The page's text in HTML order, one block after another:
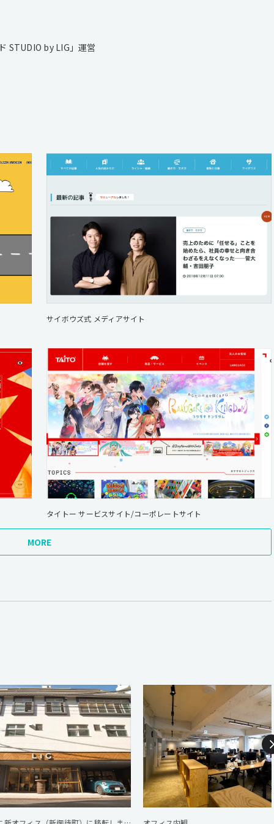
STUDIO by LIG」運営
サイボウズ式 メディアサイト
タイトー サービスサイト/コーポレートサイト
MORE